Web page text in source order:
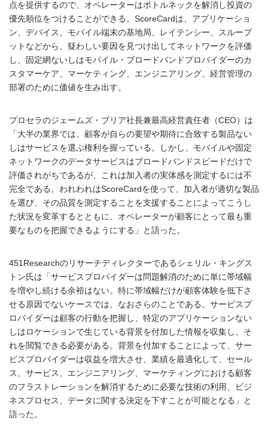
点を提供するので、オペレーターはボトルネックを解消し投資の
優先順位をつけることができる。ScoreCardは、アプリケーショ
ン、デバイス、モバイル端末の基地局、レイテンシー、スループ
ットなどから、疑わしい要因を見つけ出してネットワークを評価
し、固定網ないしはモバイル・ブロードバンドプロバイダーのカ
スタマーケア、マーケティング、エンジニアリング、経営管理の
部署のために価値を生み出す。
プロセラのジェームズ・ブリア社長兼最高経営責任者（CEO）は
「大半の業界では、顧客が自らの要望や期待に合致する製品ない
しはサービスを選ぶ権利を握っている。しかし、モバイルや固定
ネットワークのデータサービスはブロードバンドスピードだけで
評価されがちであるが、これは加入者の実体感を測定するには不
完全である。われわれはScoreCardを使って、加入者が適切な製品
を選び、その品質を測定することを支援することによってこうし
た状況を変革するとともに、オペレーターが顧客にとって最も重
要なものを把握できるようにする」と語った。
451Researchのリサーチディレクターであるシェリル・キングス
トン氏は「サービスプロバイダーは問題解消のために単に帯域幅
を増やし続ける余裕はない。特に帯域幅だけが顧客体験を低下さ
せる原因でないケースでは、なおさらのことである。サービスプ
ロバイダーは顧客の行動を把握し、特定のアプリケーションない
しはロケーションで生じている背景を付加した情報を収集し、そ
れを閲覧できる必要がある。背景を付加することによって、サー
ビスプロバイダーは収益を増大させ、業績を最適化して、セール
ス、サービス、エンジニアリング、マーケティングにおける顧客
のフラストレーションを解消するために必要な技術の利用、ビジ
ネスプロセス、データに関する決定を下すことが可能となる」と
語った。